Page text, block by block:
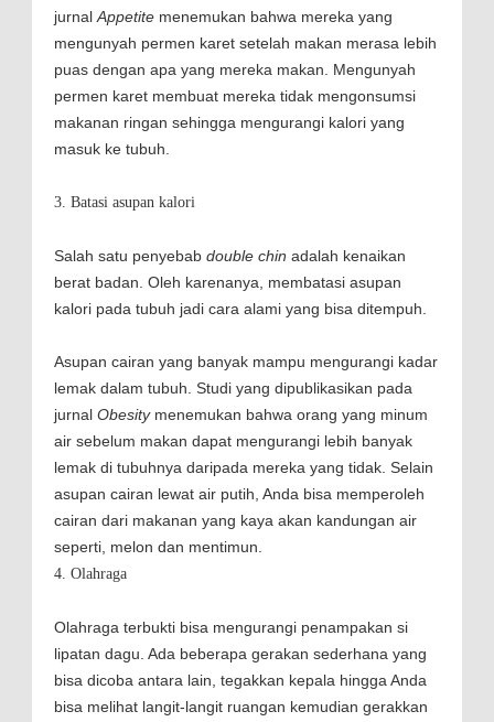
jurnal Appetite menemukan bahwa mereka yang
mengunyah permen karet setelah makan merasa lebih
puas dengan apa yang mereka makan. Mengunyah
permen karet membuat mereka tidak mengonsumsi
makanan ringan sehingga mengurangi kalori yang
masuk ke tubuh.
3. Batasi asupan kalori
Salah satu penyebab double chin adalah kenaikan
berat badan. Oleh karenanya, membatasi asupan
kalori pada tubuh jadi cara alami yang bisa ditempuh.
Asupan cairan yang banyak mampu mengurangi kadar
lemak dalam tubuh. Studi yang dipublikasikan pada
jurnal Obesity menemukan bahwa orang yang minum
air sebelum makan dapat mengurangi lebih banyak
lemak di tubuhnya daripada mereka yang tidak. Selain
asupan cairan lewat air putih, Anda bisa memperoleh
cairan dari makanan yang kaya akan kandungan air
seperti, melon dan mentimun.
4. Olahraga
Olahraga terbukti bisa mengurangi penampakan si
lipatan dagu. Ada beberapa gerakan sederhana yang
bisa dicoba antara lain, tegakkan kepala hingga Anda
bisa melihat langit-langit ruangan kemudian gerakkan